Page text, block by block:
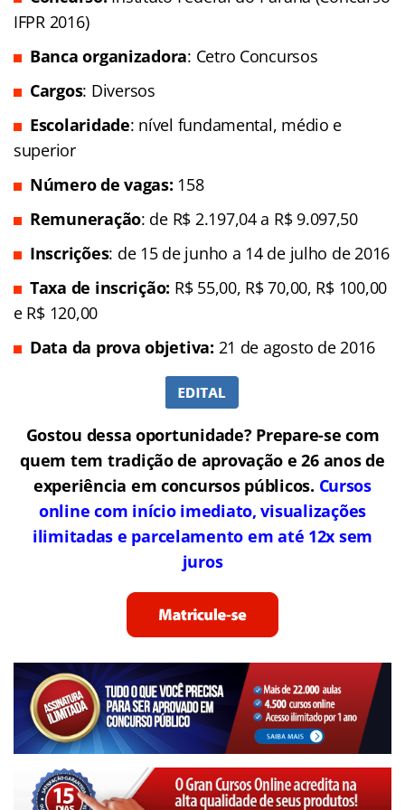
IFPR 2016)
Banca organizadora: Cetro Concursos
Cargos: Diversos
Escolaridade: nível fundamental, médio e
superior
Número de vagas: 158
Remuneração: de R$ 2.197,04 a R$ 9.097,50
Inscrições: de 15 de junho a 14 de julho de 2016
Taxa de inscrição: R$ 55,00, R$ 70,00, R$ 100,00
e R$ 120,00
Data da prova objetiva: 21 de agosto de 2016
Gostou dessa oportunidade? Prepare-se com
quem tem tradição de aprovação e 26 anos de
experiência em concursos públicos. Cursos
online com início imediato, visualizações
ilimitadas e parcelamento em até 12x sem
juros